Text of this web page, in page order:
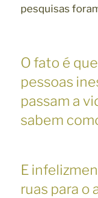
pesquisas
O fato é
pessoas
passam a
sabem
E
ruas para o